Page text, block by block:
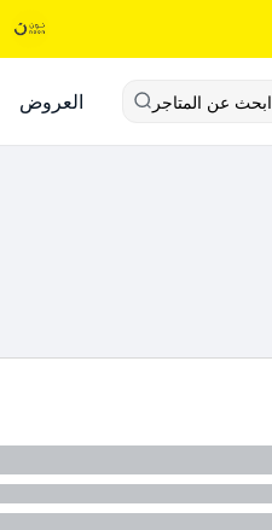
العروض ابحث عن المتاجر